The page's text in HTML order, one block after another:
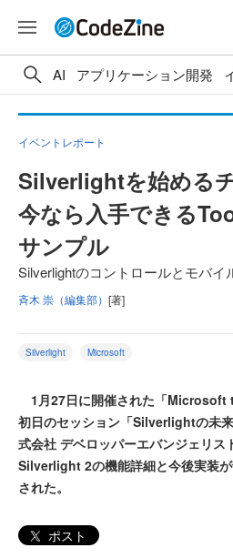
AI アプリケーション開発
イベントレポート
Silverlightを始める
今なら入手できる
サンプル
Silverlightのコントロールとモバイ
斉木 崇（編集部） [著]
Silverlight Microsoft
1月27日に開催された「Microsoft
初日のセッション「Silverlightの未
式会社 デベロッパーエバンジェリス
Silverlight 2の機能詳細と今後実装
された。
ポスト